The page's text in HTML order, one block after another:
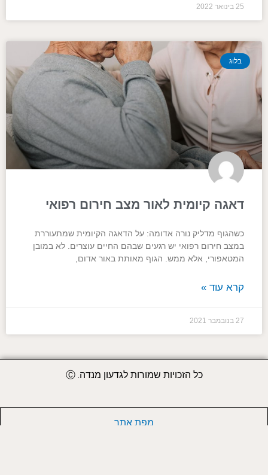
25 בינואר 2022
בלוג
דאגה קיומית לאור מצב חירום רפואי
כשהגוף מדליק נורה אדומה: על הדאגה הקיומית שמתעוררת
במצב חירום רפואי יש רגעים שבהם החיים עוצרים. לא במובן
המטאפורי, אלא ממש. הגוף מאותת באור אדום,
קרא עוד »
27 בנובמבר 2021
כל הזכויות שמורות לגדעון מנדה. Ⓒ
מפת אתר